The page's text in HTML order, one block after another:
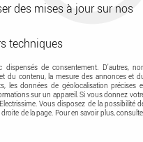
des mises à jour sur nos
techniques
de consentement. D'autres,
du contenu, la mesure des annonces et
les données de géolocalisation précises
sur un appareil. Si vous donnez
Vous disposez de la possibilité
de la page. Pour en savoir plus,